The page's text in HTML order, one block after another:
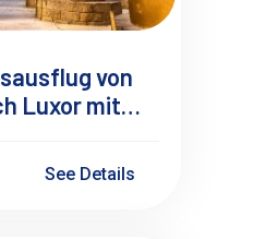
von
Luxor mit
See Details